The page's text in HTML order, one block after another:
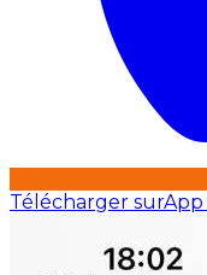
Télécharger surApp